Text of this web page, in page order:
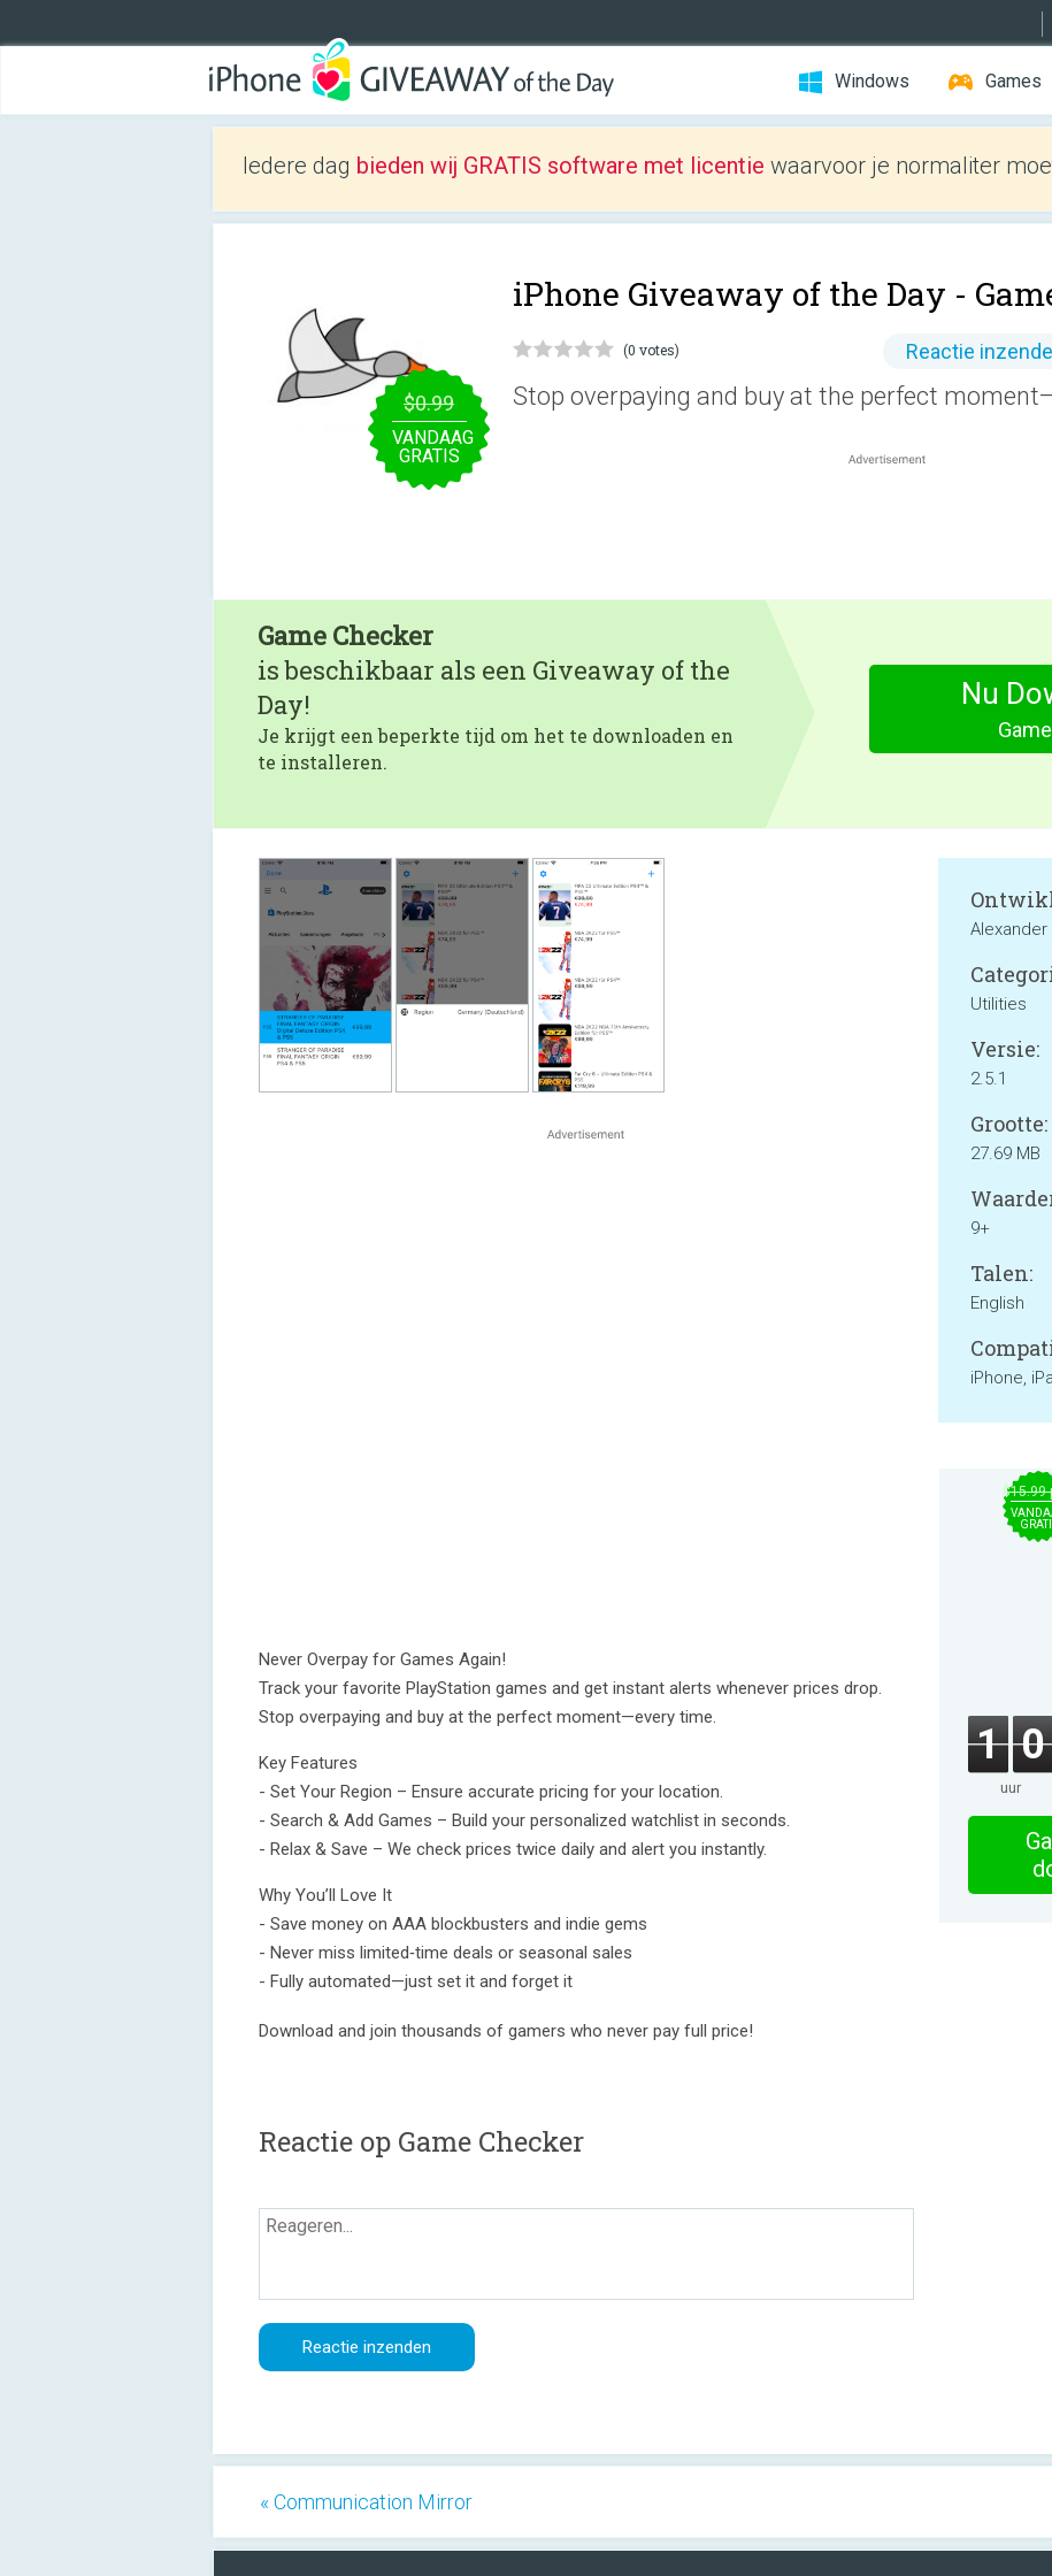
Windows Games
Iedere dag bieden wij GRATIS software met licentie waarvoor je normaliter
$0.99
VANDAAG
GRATIS
iPhone Giveaway of the Day -
(0 votes) Reactie
Stop overpaying and buy at the perfect
Game Checker
is beschikbaar als een Giveaway of the
Day!
Je krijgt een beperkte tijd om het te downloaden en
te installeren.
Nu
Never Overpay for Games Again!
Track your favorite PlayStation games and get instant alerts whenever prices drop.
Stop overpaying and buy at the perfect moment—every time.
Key Features
- Set Your Region – Ensure accurate pricing for your location.
- Search & Add Games – Build your personalized watchlist in seconds.
- Relax & Save – We check prices twice daily and alert you instantly.
Why You’ll Love It
- Save money on AAA blockbusters and indie gems
- Never miss limited‑time deals or seasonal sales
- Fully automated—just set it and forget it
Download and join thousands of gamers who never pay full price!
Utilities
Versie:
2.5.1
Grootte:
27.69 MB
9+
Talen:
English
iPhone,
Reactie op Game Checker
$15.99
1 0
uur
« Communication Mirror